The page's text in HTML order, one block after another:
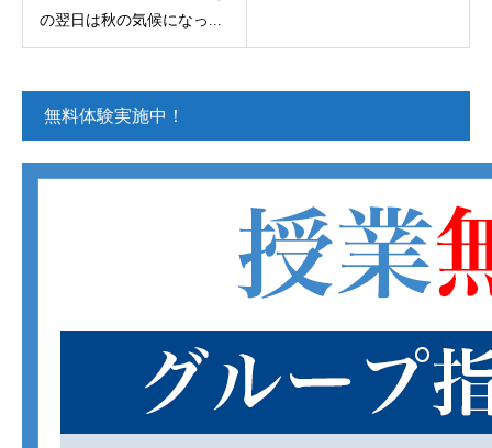
の翌日は秋の気候になっ...
無料体験実施中！